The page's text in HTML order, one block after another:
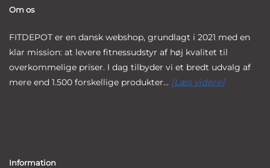
Om os
FITDEPOT er en dansk webshop, grundlagt i 2021 med en
klar mission: at levere fitnessudstyr af høj kvalitet til
overkommelige priser. I dag tilbyder vi et bredt udvalg af
mere end 1.500 forskellige produkter... [Læs videre]
Information